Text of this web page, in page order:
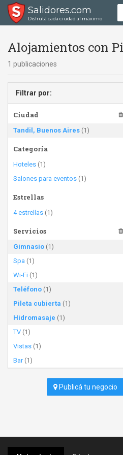
Salidores.com
Disfrutá cada ciudad al máximo
Alojamientos con
1 publicaciones
Filtrar por:
Ciudad
Tandil, Buenos Aires (1)
Categoría
Hoteles (1)
Salones para eventos (1)
Estrellas
4 estrellas (1)
Servicios
Gimnasio (1)
Spa (1)
Wi-Fi (1)
Teléfono (1)
Pileta cubierta (1)
Hidromasaje (1)
TV (1)
Vistas (1)
Bar(1)
Publicá tu negocio